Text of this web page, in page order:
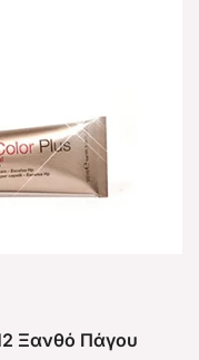
Ξανθό Πάγου